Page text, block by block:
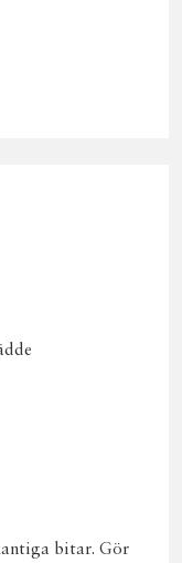
bitar. Gör